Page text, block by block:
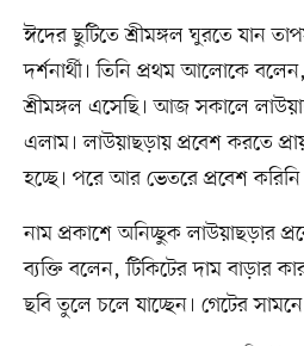
ঈদের ছুটিতে শ্রীমঙ্গল ঘুরতে যান
দর্শনার্থী। তিনি প্রথম আলোকে
শ্রীমঙ্গল এসেছি। আজ সকালে
এলাম। লাউয়াছড়ায় প্রবেশ করতে
হচ্ছে। পরে আর ভেতরে প্রবেশ
নাম প্রকাশে অনিচ্ছুক লাউয়াছড়ার
ব্যক্তি বলেন, টিকিটের দাম বাড়ার
ছবি তুলে চলে যাচ্ছেন। গেটের